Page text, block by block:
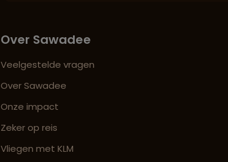
Over Sawadee
Veelgestelde vragen
Over Sawadee
Onze impact
Zeker op reis
Vliegen met KLM